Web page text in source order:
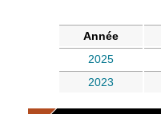
Année
2025
2023